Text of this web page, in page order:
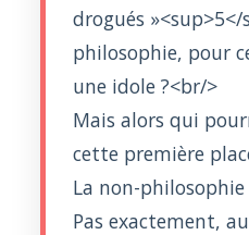
drogués
philosophie, pour
une idole ?<br/>
Mais alors qui
cette première
La non-philosophie
Pas exactement,